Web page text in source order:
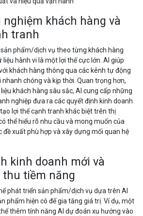
nghiệm khách hàng và
tranh
phẩm/dịch vụ theo từng khách hàng
hành vi là một lợi thế cực lớn. AI giúp
khách hàng thông qua các kênh tự động
nhanh chóng và kịp thời. Quan trọng hơn,
khách hàng sâu sắc, AI cung cấp những
nghiệp đưa ra các quyết định kinh doanh
lợi thế cạnh tranh khác biệt trên thị
thể hiểu rõ nhu cầu và mong muốn của
đề xuất phù hợp và xây dựng mối quan hệ
kinh doanh mới và
tiềm năng
phát triển sản phẩm/dịch vụ dựa trên AI
phẩm hiện có để gia tăng giá trị. Ví dụ, một
thêm tính năng AI dự đoán xu hướng vào